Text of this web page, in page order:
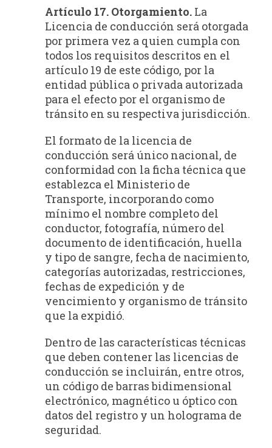
Artículo 17. Otorgamiento. La
Licencia de conducción será otorgada
por primera vez a quien cumpla con
todos los requisitos descritos en el
artículo 19 de este código, por la
entidad pública o privada autorizada
para el efecto por el organismo de
tránsito en su respectiva jurisdicción.
El formato de la licencia de
conducción será único nacional, de
conformidad con la ficha técnica que
establezca el Ministerio de
Transporte, incorporando como
mínimo el nombre completo del
conductor, fotografía, número del
documento de identificación, huella
y tipo de sangre, fecha de nacimiento,
categorías autorizadas, restricciones,
fechas de expedición y de
vencimiento y organismo de tránsito
que la expidió.
Dentro de las características técnicas
que deben contener las licencias de
conducción se incluirán, entre otros,
un código de barras bidimensional
electrónico, magnético u óptico con
datos del registro y un holograma de
seguridad.